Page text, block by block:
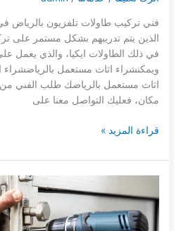
فني تركيب طاولات تلفزيون بالرياض
الذين يتم تدريبهم بشكل مستمر على
في ذلك الطاولات ايكيا، والذي يعمل
ويمكنشراء اثاث مستعمل
اثاث مستعمل بالرياضك طلب الفني
مكان، فعليك التواصل معنا على
فني
طاولات
تلفزيون
قراءة المزيد »